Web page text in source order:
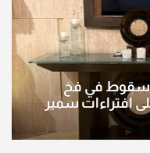
وسقوط في فخ
افتراءات سمير